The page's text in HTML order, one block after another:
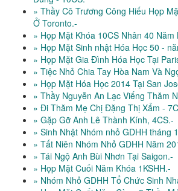
» Thầy Cô Trương Công Hiếu Họp
Ở Toronto.-
» Họp Mặt Khóa 10CS Nhân 40 Năm
» Họp Mặt Sinh nhật Hóa Học 50 -
» Họp Mặt Gia Đình Hóa Học Tại
» Tiệc Nhỏ Chia Tay Hòa Nam Và
» Họp Mặt Hóa Học 2014 Tại San
» Thầy Nguyễn An Lạc Viếng Thăm
» Đi Thăm Mẹ Chị Đặng Thị Xẩm -
» Gặp Gỡ Anh Lê Thành Kính, 4CS.-
» Sinh Nhật Nhóm nhỏ GDHH tháng
» Tất Niên Nhóm Nhỏ GDHH Năm
» Tái Ngộ Anh Bùi Nhơn Tại Saigon.-
» Họp Mặt Cuối Năm Khóa 1KSHH.-
» Nhóm Nhỏ GDHH Tổ Chức Sinh